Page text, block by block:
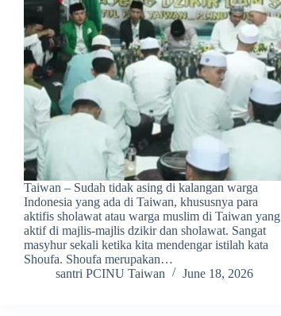
Taiwan – Sudah tidak asing di kalangan warga
Indonesia yang ada di Taiwan, khususnya para
aktifis sholawat atau warga muslim di Taiwan yang
aktif di majlis-majlis dzikir dan sholawat. Sangat
masyhur sekali ketika kita mendengar istilah kata
Shoufa. Shoufa merupakan…
santri PCINU Taiwan
June 18, 2026